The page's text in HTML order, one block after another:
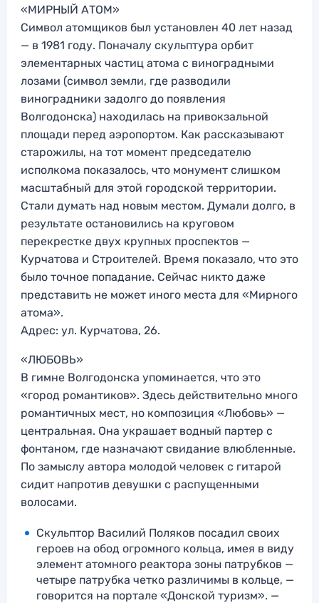
«МИРНЫЙ АТОМ»
Символ атомщиков был установлен 40 лет назад
— в 1981 году. Поначалу скульптура орбит
элементарных частиц атома с виноградными
лозами (символ земли, где разводили
виноградники задолго до появления
Волгодонска) находилась на привокзальной
площади перед аэропортом. Как рассказывают
старожилы, на тот момент председателю
исполкома показалось, что монумент слишком
масштабный для этой городской территории.
Стали думать над новым местом. Думали долго, в
результате остановились на круговом
перекрестке двух крупных проспектов —
Курчатова и Строителей. Время показало, что это
было точное попадание. Сейчас никто даже
представить не может иного места для «Мирного
атома».
Адрес: ул. Курчатова, 26.
«ЛЮБОВЬ»
В гимне Волгодонска упоминается, что это
«город романтиков». Здесь действительно много
романтичных мест, но композиция «Любовь» —
центральная. Она украшает водный партер с
фонтаном, где назначают свидание влюбленные.
По замыслу автора молодой человек с гитарой
сидит напротив девушки с распущенными
волосами.
Скульптор Василий Поляков посадил своих
героев на обод огромного кольца, имея в виду
элемент атомного реактора зоны патрубков —
четыре патрубка четко различимы в кольце, —
говорится на портале «Донской туризм». —